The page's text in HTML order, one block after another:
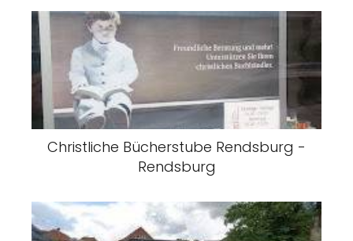
Christliche Bücherstube Rendsburg -
Rendsburg